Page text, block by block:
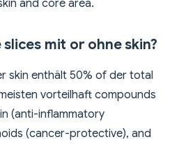
and core area.
mit or ohne skin?
skin enthält 50% of der total
vorteilhaft compounds
(anti-inflammatory
(cancer-protective), and